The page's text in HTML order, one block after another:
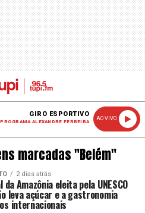
GIRO ESPORTIVO
ALEXANDRE FERREIRA
AO VIVO
marcadas "Belém"
2 dias atrás
Amazônia eleita pela UNESCO
leva açúcar e a gastronomia
internacionais